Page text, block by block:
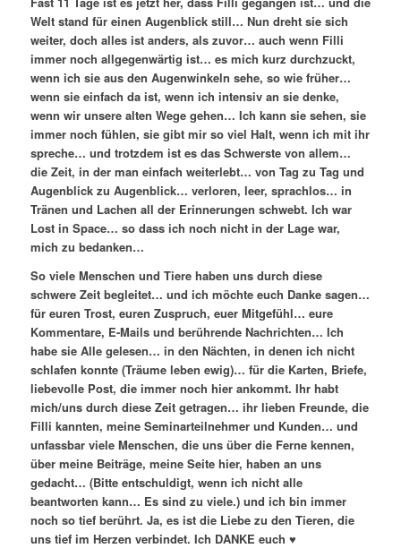
Welt stand für einen Augenblick still… Nun dreht sie sich
weiter, doch alles ist anders, als zuvor… auch wenn Filli
immer noch allgegenwärtig ist… es mich kurz durchzuckt,
wenn ich sie aus den Augenwinkeln sehe, so wie früher…
wenn sie einfach da ist, wenn ich intensiv an sie denke,
wenn wir unsere alten Wege gehen… Ich kann sie sehen, sie
immer noch fühlen, sie gibt mir so viel Halt, wenn ich mit ihr
spreche… und trotzdem ist es das Schwerste von allem…
die Zeit, in der man einfach weiterlebt… von Tag zu Tag und
Augenblick zu Augenblick… verloren, leer, sprachlos… in
Tränen und Lachen all der Erinnerungen schwebt. Ich war
Lost in Space… so dass ich noch nicht in der Lage war,
mich zu bedanken…
So viele Menschen und Tiere haben uns durch diese
schwere Zeit begleitet… und ich möchte euch Danke sagen…
für euren Trost, euren Zuspruch, euer Mitgefühl… eure
Kommentare, E-Mails und berührende Nachrichten… Ich
habe sie Alle gelesen… in den Nächten, in denen ich nicht
schlafen konnte (Träume leben ewig)… für die Karten, Briefe,
liebevolle Post, die immer noch hier ankommt. Ihr habt
mich/uns durch diese Zeit getragen… ihr lieben Freunde, die
Filli kannten, meine Seminarteilnehmer und Kunden… und
unfassbar viele Menschen, die uns über die Ferne kennen,
über meine Beiträge, meine Seite hier, haben an uns
gedacht… (Bitte entschuldigt, wenn ich nicht alle
beantworten kann… Es sind zu viele.) und ich bin immer
noch so tief berührt. Ja, es ist die Liebe zu den Tieren, die
uns tief im Herzen verbindet. Ich DANKE euch ♥